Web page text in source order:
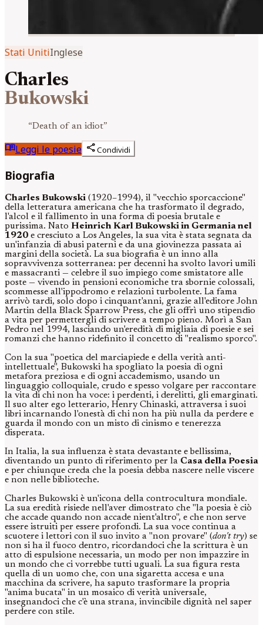
Stati UnitiInglese
Charles
Bukowski
“Death of an idiot”
menu_bookLeggi le poesie shareCondividi
Biografia
Charles Bukowski (1920–1994), il "vecchio sporcaccione"
della letteratura americana che ha trasformato il degrado,
l'alcol e il fallimento in una forma di poesia brutale e
purissima. Nato Heinrich Karl Bukowski in Germania nel
1920 e cresciuto a Los Angeles, la sua vita è stata segnata da
un'infanzia di abusi paterni e da una giovinezza passata ai
margini della società. La sua biografia è un inno alla
sopravvivenza sotterranea: per decenni ha svolto lavori umili
e massacranti — celebre il suo impiego come smistatore alle
poste — vivendo in pensioni economiche tra sbornie colossali,
scommesse all'ippodromo e relazioni turbolente. La fama
arrivò tardi, solo dopo i cinquant'anni, grazie all'editore John
Martin della Black Sparrow Press, che gli offrì uno stipendio
a vita per permettergli di scrivere a tempo pieno. Morì a San
Pedro nel 1994, lasciando un'eredità di migliaia di poesie e sei
romanzi che hanno ridefinito il concetto di "realismo sporco".
Con la sua "poetica del marciapiede e della verità anti-
intellettuale", Bukowski ha spogliato la poesia di ogni
metafora preziosa e di ogni accademismo, usando un
linguaggio colloquiale, crudo e spesso volgare per raccontare
la vita di chi non ha voce: i perdenti, i derelitti, gli emarginati.
Il suo alter ego letterario, Henry Chinaski, attraversa i suoi
libri incarnando l'onestà di chi non ha più nulla da perdere e
guarda il mondo con un misto di cinismo e tenerezza
disperata.
In Italia, la sua influenza è stata devastante e bellissima,
diventando un punto di riferimento per la Casa della Poesia
e per chiunque creda che la poesia debba nascere nelle viscere
e non nelle biblioteche.
Charles Bukowski è un'icona della controcultura mondiale.
La sua eredità risiede nell'aver dimostrato che "la poesia è ciò
che accade quando non accade nient'altro", e che non serve
essere istruiti per essere profondi. La sua voce continua a
scuotere i lettori con il suo invito a "non provare" (don't try) se
non si ha il fuoco dentro, ricordandoci che la scrittura è un
atto di espulsione necessaria, un modo per non impazzire in
un mondo che ci vorrebbe tutti uguali. La sua figura resta
quella di un uomo che, con una sigaretta accesa e una
macchina da scrivere, ha saputo trasformare la propria
"anima bucata" in un mosaico di verità universale,
insegnandoci che c'è una strana, invincibile dignità nel saper
perdere con stile.